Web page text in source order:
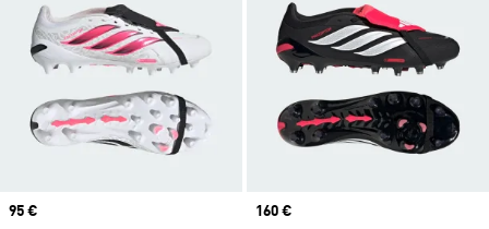
Prix
95 €
Prix
160 €